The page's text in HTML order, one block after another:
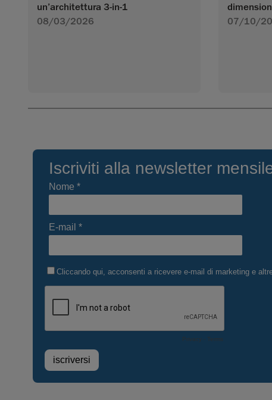
un’architettura 3-in-1
08/03/2026
07/10/